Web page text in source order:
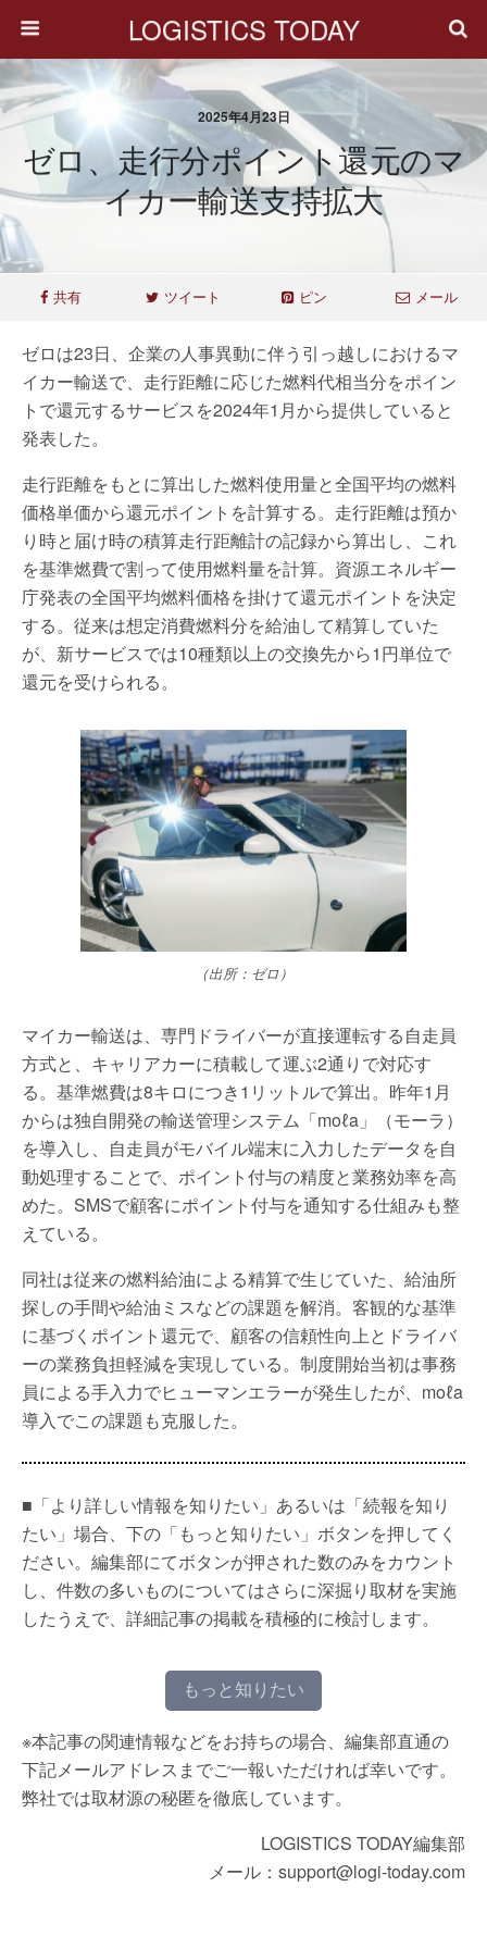
LOGISTICS TODAY
2025年4月23日
ゼロ、走行分ポイント還元のマ
イカー輸送支持拡大
共有 ツイート ピン メール
ゼロは23日、企業の人事異動に伴う引っ越しにおけるマ
イカー輸送で、走行距離に応じた燃料代相当分をポイン
トで還元するサービスを2024年1月から提供していると
発表した。
走行距離をもとに算出した燃料使用量と全国平均の燃料
価格単価から還元ポイントを計算する。走行距離は預か
り時と届け時の積算走行距離計の記録から算出し、これ
を基準燃費で割って使用燃料量を計算。資源エネルギー
庁発表の全国平均燃料価格を掛けて還元ポイントを決定
する。従来は想定消費燃料分を給油して精算していた
が、新サービスでは10種類以上の交換先から1円単位で
還元を受けられる。
（出所：ゼロ）
マイカー輸送は、専門ドライバーが直接運転する自走員
方式と、キャリアカーに積載して運ぶ2通りで対応す
る。基準燃費は8キロにつき1リットルで算出。昨年1月
からは独自開発の輸送管理システム「moℓa」（モーラ）
を導入し、自走員がモバイル端末に入力したデータを自
動処理することで、ポイント付与の精度と業務効率を高
めた。SMSで顧客にポイント付与を通知する仕組みも整
えている。
同社は従来の燃料給油による精算で生じていた、給油所
探しの手間や給油ミスなどの課題を解消。客観的な基準
に基づくポイント還元で、顧客の信頼性向上とドライバ
ーの業務負担軽減を実現している。制度開始当初は事務
員による手入力でヒューマンエラーが発生したが、moℓa
導入でこの課題も克服した。
■「より詳しい情報を知りたい」あるいは「続報を知り
たい」場合、下の「もっと知りたい」ボタンを押してく
ださい。編集部にてボタンが押された数のみをカウント
し、件数の多いものについてはさらに深掘り取材を実施
したうえで、詳細記事の掲載を積極的に検討します。
もっと知りたい
※本記事の関連情報などをお持ちの場合、編集部直通の
下記メールアドレスまでご一報いただければ幸いです。
弊社では取材源の秘匿を徹底しています。
LOGISTICS TODAY編集部
メール：support@logi-today.com